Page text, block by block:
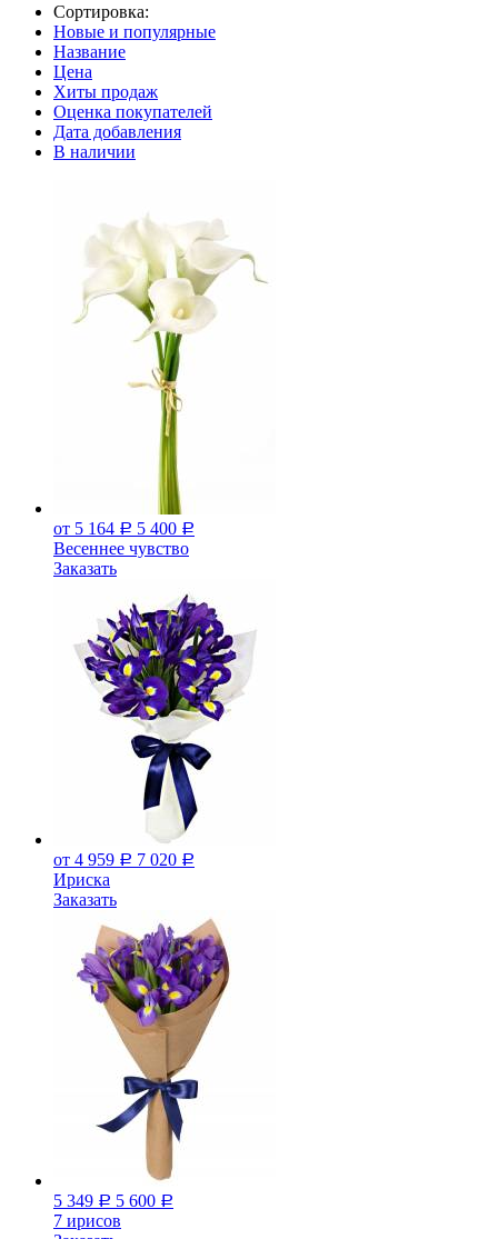
Сортировка:
Новые и популярные
Название
Цена
Хиты продаж
Оценка покупателей
Дата добавления
В наличии
от 5 164 Р 5 400 Р
Весеннее чувство
Заказать
от 4 959 Р 7 020 Р
Ириска
Заказать
5 349 Р 5 600 Р
7 ирисов